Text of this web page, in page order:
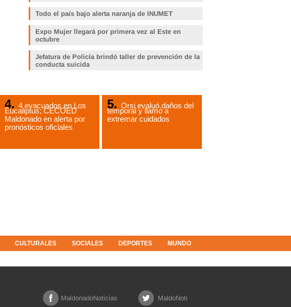
Todo el país bajo alerta naranja de INUMET
Expo Mujer llegará por primera vez al Este en
octubre
Jefatura de Policía brindó taller de prevención de la
conducta suicida
4 evacuados en Los
Eucaliptus; CECOED
Maldonado en alerta por
pronósticos oficiales
Orsi evaluó daños del
temporal y llamó a
extremar cuidados
CULTURALES SOCIALES DEPORTES MUNDO
MaldonadoNoticias MaldoNoti